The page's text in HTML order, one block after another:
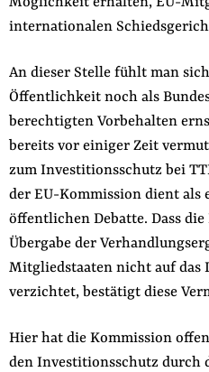
internationalen
An dieser Stelle fühlt man
Öffentlichkeit noch als
berechtigten Vorbehalten
bereits vor einiger Zeit
zum Investitionsschutz bei
der EU-Kommission dient
öffentlichen Debatte. Dass
Übergabe der
Mitgliedstaaten nicht auf das
verzichtet, bestätigt diese
Hier hat die Kommission
den Investitionsschutz durch